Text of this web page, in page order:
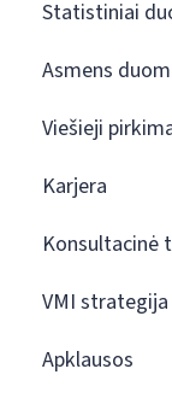
Statistiniai
Asmens
Viešieji
Karjera
Konsultacinė
VMI strategija
Apklausos